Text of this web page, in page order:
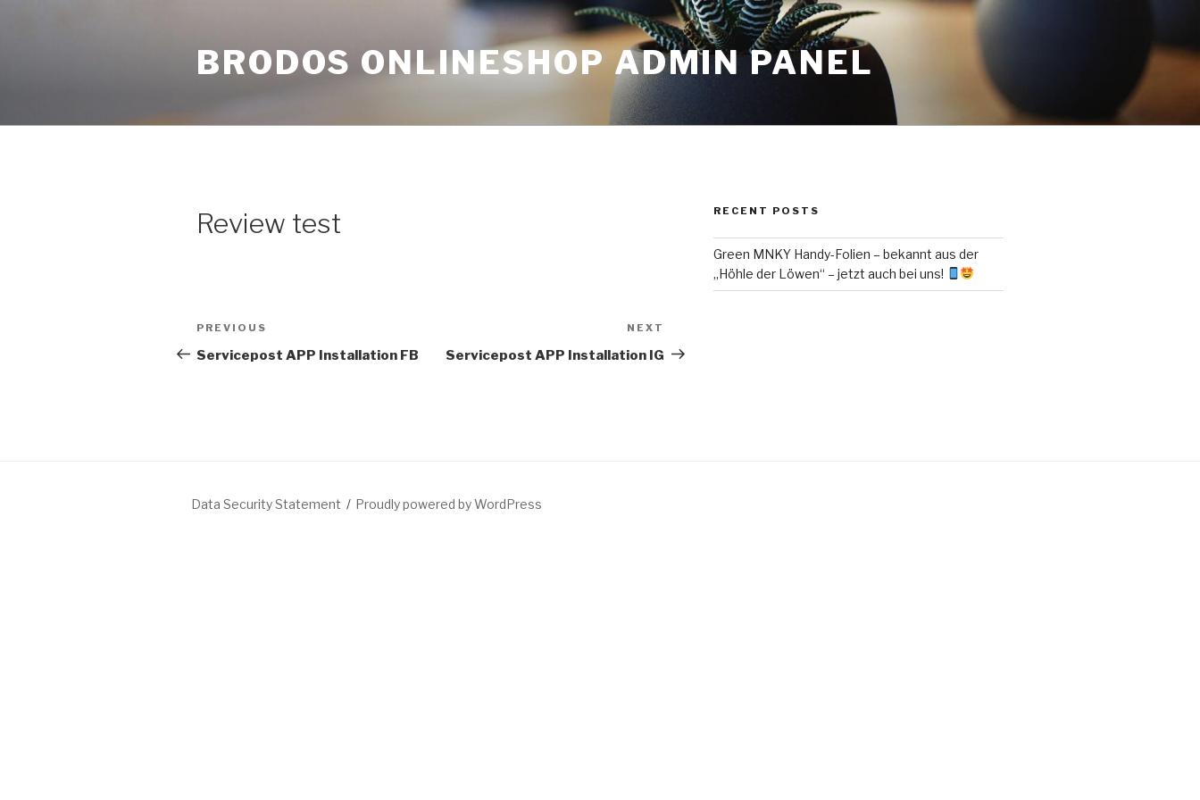
BRODOS ONLINESHOP ADMIN PANEL
Review test
Post
navigation
Previous
Post
PREVIOUS
Servicepost APP Installation FB
Post
NEXT
Servicepost APP Installation IG
RECENT POSTS
Green MNKY Handy-Folien – bekannt aus der
„Höhle der Löwen“ – jetzt auch bei uns!
Data Security Statement Proudly powered by WordPress